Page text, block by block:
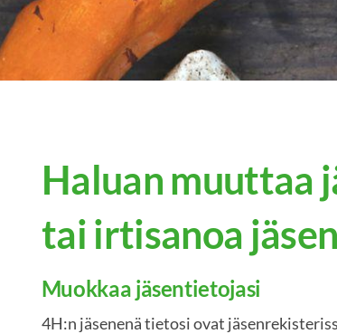
Haluan muuttaa
tai irtisanoa
Muokkaa jäsentietojasi
4H:n jäsenenä tietosi ovat